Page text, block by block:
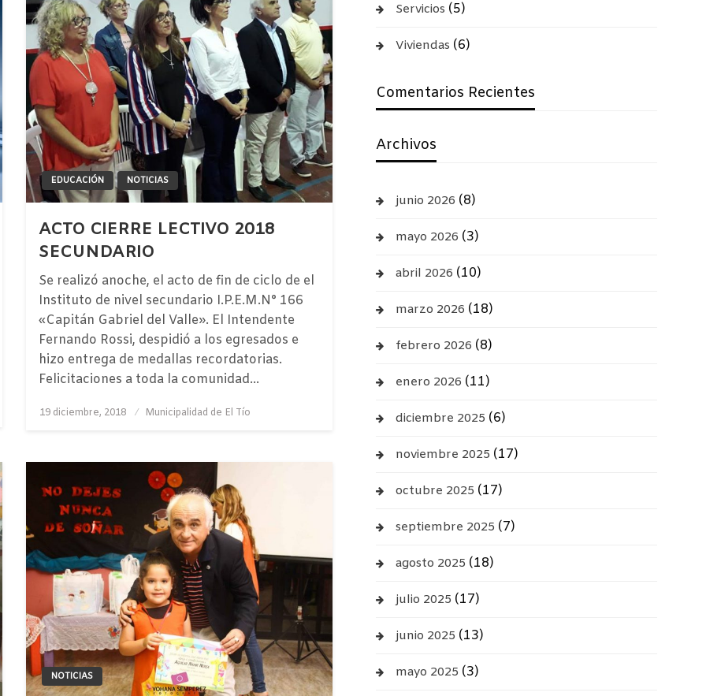
EDUCACIÓN NOTICIAS
ACTO CIERRE LECTIVO 2018
SECUNDARIO
Se realizó anoche, el acto de fin de ciclo de el
Instituto de nivel secundario I.P.E.M.N° 166
«Capitán Gabriel del Valle». El Intendente
Fernando Rossi, despidió a los egresados e
hizo entrega de medallas recordatorias.
Felicitaciones a toda la comunidad…
Publicado
19 diciembre, 2018 Municipalidad de El Tío
NOTICIAS
Servicios (5)
Viviendas (6)
Comentarios Recientes
Archivos
junio 2026 (8)
mayo 2026 (3)
abril 2026 (10)
marzo 2026 (18)
febrero 2026 (8)
enero 2026 (11)
diciembre 2025 (6)
noviembre 2025 (17)
octubre 2025 (17)
septiembre 2025 (7)
agosto 2025 (18)
julio 2025 (17)
junio 2025 (13)
mayo 2025 (3)